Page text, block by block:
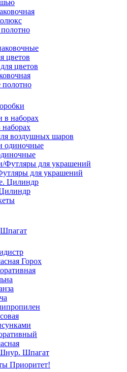
цветов
цветов
полотно
воздушных шаров
для украшений
Горох
Приоритет!